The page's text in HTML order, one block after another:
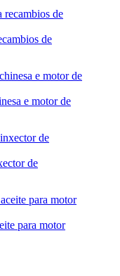
de
e motor de
de
para motor